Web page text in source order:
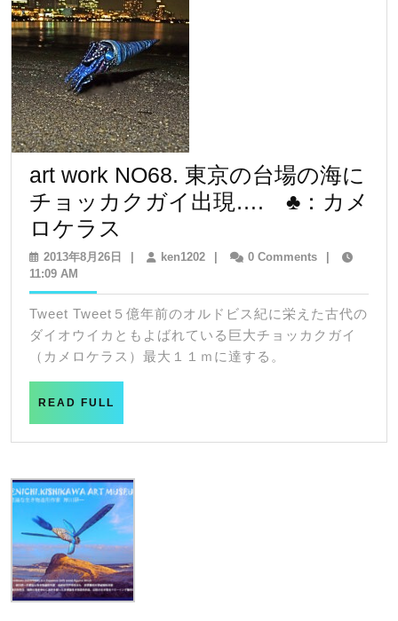
ト
不
思
議
な
生
き
物
造
形
家
KISSEA
KISHIKAWA
江
ノ
島
児
の
縁
青
い
art work NO68. 東京の台場の海に
チョッカクガイ出現…. ♣：カメ
ロケラス
work
東
京
の
台
の
に
チ
ョ
ッ
カ
2013年8月26日 2013
月
26
日
| ken1202ken1202
| 0 Comments
|
11:09 AM
Tweet Tweet５億年前のオルドビス紀に栄えた古代の
ダイオウイカともよばれている巨大チョッカクガイ
（カメロケラス）最大１１ｍに達する。
READ FULL